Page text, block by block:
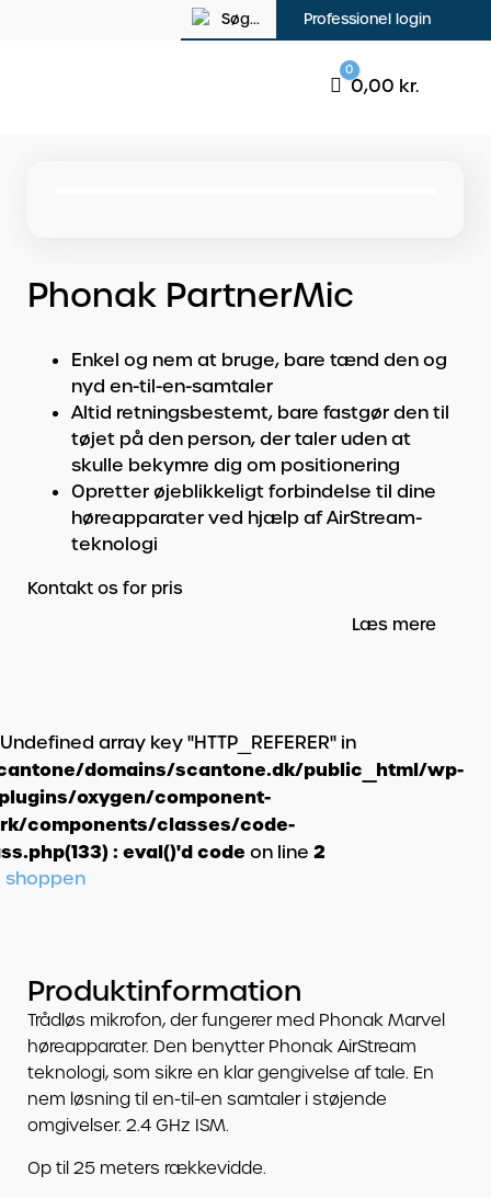
Søg... Professionel login
Cart
0
0,00 kr.
Phonak PartnerMic
Enkel og nem at bruge, bare tænd den og
nyd en-til-en-samtaler
Altid retningsbestemt, bare fastgør den til
tøjet på den person, der taler uden at
skulle bekymre dig om positionering
Opretter øjeblikkeligt forbindelse til dine
høreapparater ved hjælp af AirStream-
teknologi
Kontakt os for pris
Læs mere
array key "HTTP_REFERER" in
domains/scantone.dk/public_html/wp-
oxygen/component-
components/classes/code-
: eval()'d code on line 2
shoppen
Produktinformation
Trådløs mikrofon, der fungerer med Phonak Marvel
høreapparater. Den benytter Phonak AirStream
teknologi, som sikre en klar gengivelse af tale. En
nem løsning til en-til-en samtaler i støjende
omgivelser. 2.4 GHz ISM.
Op til 25 meters rækkevidde.